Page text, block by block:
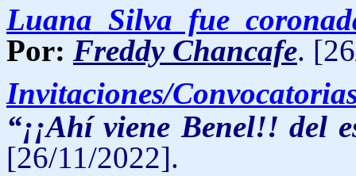
Luana Silva fue
Por: Freddy Chancafe.
Invitaciones/
“¡¡Ahí viene Benel!! del
[26/11/2022].